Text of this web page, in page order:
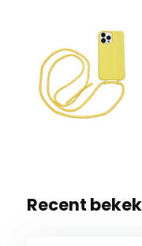
Recent